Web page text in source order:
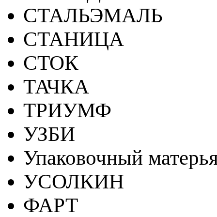
СТАЛЬЭМАЛЬ
СТАНИЦА
СТОК
ТАЧКА
ТРИУМФ
УЗБИ
Упаковочный
УСОЛКИН
ФАРТ